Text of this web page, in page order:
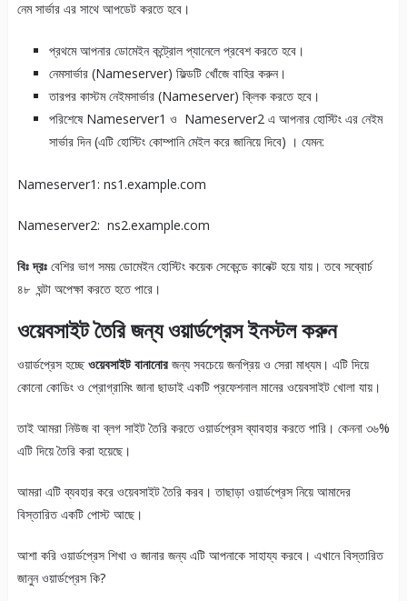
নেম সার্ভার এর সাথে আপডেট করতে হবে।
প্রথমে আপনার ডোমেইন কন্ট্রোল প্যানেলে প্রবেশ করতে হবে।
নেমসার্ভার (Nameserver) ফিল্ডটি খোঁজে বাহির করুন।
তারপর কাস্টম নেইমসার্ভার (Nameserver) ক্লিক করতে হবে।
পরিশেষে Nameserver1 ও Nameserver2 এ আপনার হোস্টিং এর নেইম
সার্ভার দিন (এটি হোস্টিং কোম্পানি মেইল করে জানিয়ে দিবে) । যেমন:
Nameserver1: ns1.example.com
Nameserver2: ns2.example.com
বিঃ দ্রঃবেশির ভাগ সময় ডোমেইন হোস্টিং কয়েক সেকেন্ডে কানেক্ট হয়ে যায়। তবে সব্বোর্চ
৪৮ ঘন্টা অপেক্ষা করতে হতে পারে।
ওয়েবসাইট তৈরি জন্য ওয়ার্ডপ্রেস ইনস্টল করুন
ওয়ার্ডপ্রেস হচ্ছেওয়েবসাইট বানানোরজন্য সবচেয়ে জনপ্রিয় ও সেরা মাধ্যম। এটি দিয়ে
কোনো কোডিং ও প্রোগ্রামিং জানা ছাডাই একটি প্রফেশনাল মানের ওয়েবসাইট খোলা যায়।
তাই আমরা নিউজ বা ব্লগ সাইট তৈরি করতে ওয়ার্ডপ্রেস ব্যাবহার করতে পারি। কেননা ৩৬%
এটি দিয়ে তৈরি করা হয়েছে।
আমরা এটি ব্যবহার করে ওয়েবসাইট তৈরি করব। তাছাড়া ওয়ার্ডপ্রেস নিয়ে আমাদের
বিস্তারিত একটি পোস্ট আছে।
আশা করি ওয়ার্ডপ্রেস শিখা ও জানার জন্য এটি আপনাকে সাহায্য করবে। এখানে বিস্তারিত
জানুন ওয়ার্ডপ্রেস কি?